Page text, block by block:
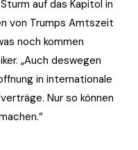
auf das Kapitol in
von Trumps Amtszeit
noch kommen
„Auch deswegen
in internationale
Nur so können